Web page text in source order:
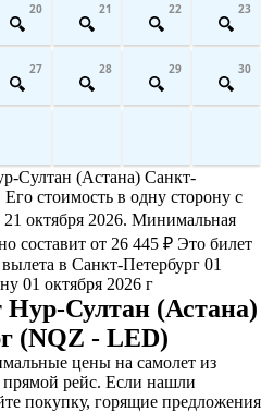
20 21 22 23
27 28 29 30
Султан (Астана) Санкт-
стоимость в одну сторону с
октября 2026. Минимальная
составит от 26 445 ₽ Это билет
в Санкт-Петербург 01
01 октября 2026 г
Султан (Астана)
(NQZ - LED)
цены на самолет из
рейс. Если нашли
покупку, горящие предложения